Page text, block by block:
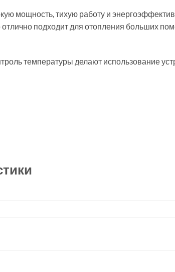
мощность, тихую работу и
подходит для отопления больших
температуры делают использование